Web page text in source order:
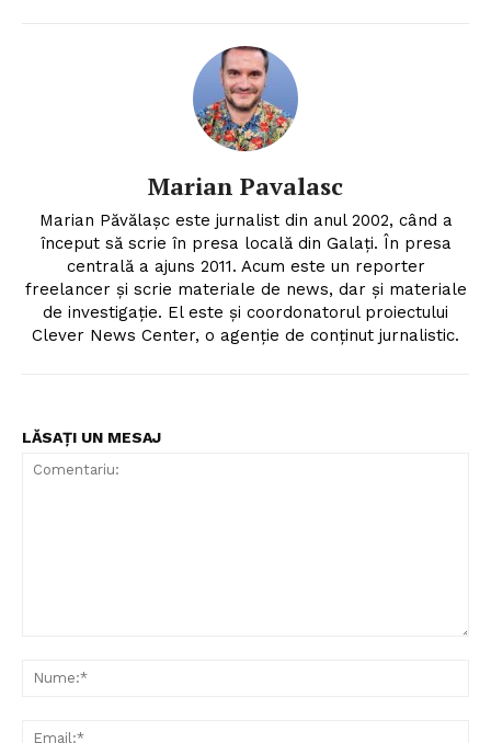
Marian Pavalasc
Marian Păvălașc este jurnalist din anul 2002, când a
început să scrie în presa locală din Galați. În presa
centrală a ajuns 2011. Acum este un reporter
freelancer și scrie materiale de news, dar și materiale
de investigație. El este și coordonatorul proiectului
Clever News Center, o agenție de conținut jurnalistic.
LĂSAȚI UN MESAJ